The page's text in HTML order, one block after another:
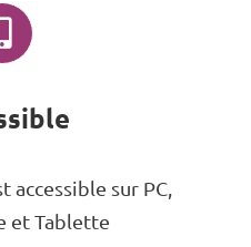
accessible sur PC,
et Tablette